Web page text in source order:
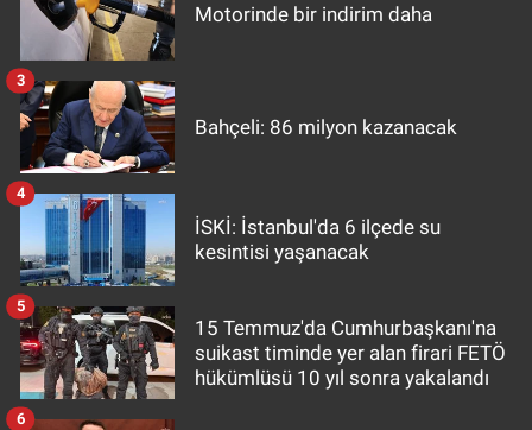
Motorinde bir indirim daha
Bahçeli: 86 milyon kazanacak
3
İSKİ: İstanbul'da 6 ilçede su
kesintisi yaşanacak
4
15 Temmuz'da Cumhurbaşkanı'na
suikast timinde yer alan firari FETÖ
hükümlüsü 10 yıl sonra yakalandı
5
6